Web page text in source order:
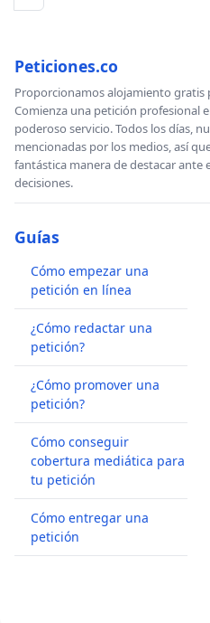
Peticiones.co
Proporcionamos alojamiento gratis
Comienza una petición profesional
poderoso servicio. Todos los días,
mencionadas por los medios, así
fantástica manera de destacar ante
decisiones.
Guías
Cómo empezar una
petición en línea
¿Cómo redactar una
petición?
¿Cómo promover una
petición?
Cómo conseguir
cobertura mediática para
tu petición
Cómo entregar una
petición